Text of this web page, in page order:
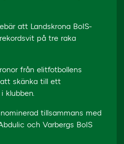
att Landskrona BoIS-
på tre raka
från elitfotbollens
skänka till ett
klubben.
tillsammans med
och Varbergs BoIS